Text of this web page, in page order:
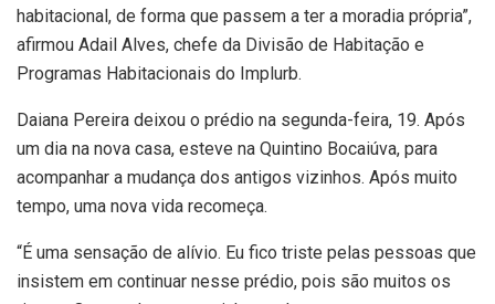
habitacional, de forma que passem a ter a moradia própria”,
afirmou Adail Alves, chefe da Divisão de Habitação e
Programas Habitacionais do Implurb.
Daiana Pereira deixou o prédio na segunda-feira, 19. Após
um dia na nova casa, esteve na Quintino Bocaiúva, para
acompanhar a mudança dos antigos vizinhos. Após muito
tempo, uma nova vida recomeça.
“É uma sensação de alívio. Eu fico triste pelas pessoas que
insistem em continuar nesse prédio, pois são muitos os